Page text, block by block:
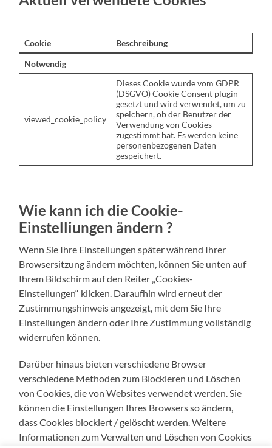
Cookie
Beschreibung
Notwendig
viewed_cookie_policy
Dieses Cookie wurde vom GDPR
(DSGVO) Cookie Consent plugin
gesetzt und wird verwendet, um zu
speichern, ob der Benutzer der
Verwendung von Cookies
zugestimmt hat. Es werden keine
personenbezogenen Daten
gespeichert.
Wie kann ich die Cookie-
Einstelliungen ändern ?
Wenn Sie Ihre Einstellungen später während Ihrer
Browsersitzung ändern möchten, können Sie unten auf
Ihrem Bildschirm auf den Reiter „Cookies-
Einstellungen“ klicken. Daraufhin wird erneut der
Zustimmungshinweis angezeigt, mit dem Sie Ihre
Einstellungen ändern oder Ihre Zustimmung vollständig
widerrufen können.
Darüber hinaus bieten verschiedene Browser
verschiedene Methoden zum Blockieren und Löschen
von Cookies, die von Websites verwendet werden. Sie
können die Einstellungen Ihres Browsers so ändern,
dass Cookies blockiert / gelöscht werden. Weitere
Informationen zum Verwalten und Löschen von Cookies